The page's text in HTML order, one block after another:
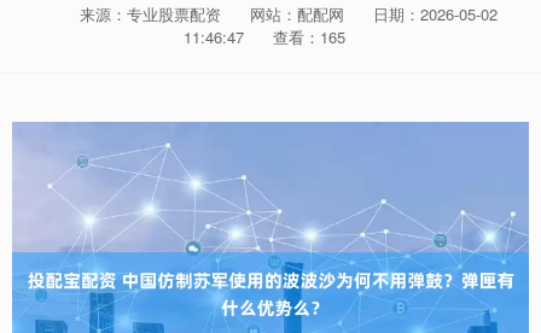
来源：专业股票配资 网站：配配网
日期：2026-05-02
11:46:47
查看：165